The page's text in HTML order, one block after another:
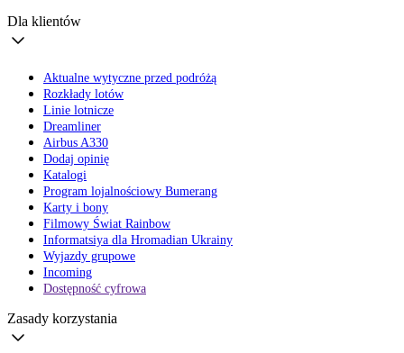
Dla klientów
Aktualne wytyczne przed podróżą
Rozkłady lotów
Linie lotnicze
Dreamliner
Airbus A330
Dodaj opinię
Katalogi
Program lojalnościowy Bumerang
Karty i bony
Filmowy Świat Rainbow
Informatsiya dla Hromadian Ukrainy
Wyjazdy grupowe
Incoming
Dostępność cyfrowa
Zasady korzystania